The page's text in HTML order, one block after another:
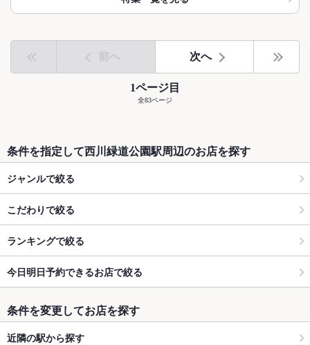
前へ 次へ
1ページ目
全83ページ
条件を指定して西川緑道公園駅周辺のお店を探す
ジャンルで絞る
こだわりで絞る
ランキングで絞る
今日明日予約できるお店で絞る
条件を変更してお店を探す
近隣の駅から探す